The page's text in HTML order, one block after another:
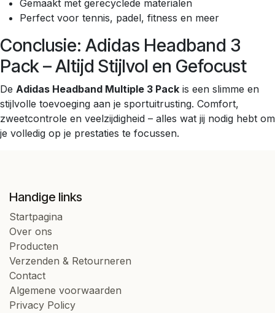
Gemaakt met gerecyclede materialen
Perfect voor tennis, padel, fitness en meer
Conclusie: Adidas Headband 3
Pack – Altijd Stijlvol en Gefocust
De Adidas Headband Multiple 3 Pack is een slimme en
stijlvolle toevoeging aan je sportuitrusting. Comfort,
zweetcontrole en veelzijdigheid – alles wat jij nodig hebt om
je volledig op je prestaties te focussen.
Handige links
Startpagina
Over ons
Producten
Verzenden & Retourneren
Contact
Algemene voorwaarden
Privacy Policy